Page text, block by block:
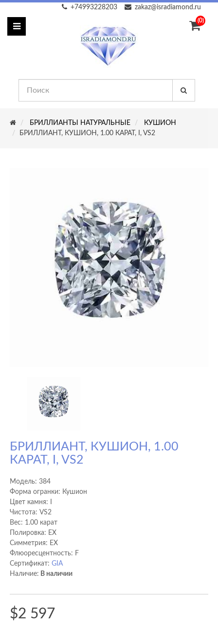
zakaz@isradiamond.ru
+74993228203
(0)
БРИЛЛИАНТЫ НАТУРАЛЬНЫЕ
КУШИОН
БРИЛЛИАНТ, КУШИОН, 1.00 КАРАТ, I, VS2
БРИЛЛИАНТ, КУШИОН, 1.00
КАРАТ, I, VS2
Модель: 384
Форма огранки: Кушион
Цвет камня: I
Чистота: VS2
Вес: 1.00 карат
Полировка: EX
Cимметрия: EX
Флюоресцентность: F
Сертификат: GIA
Наличие: В наличии
$2 597